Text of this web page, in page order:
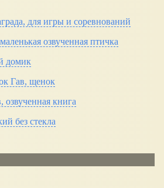
для игры и соревнований
озвученная птичка
домик
Гав, щенок
книга
без стекла